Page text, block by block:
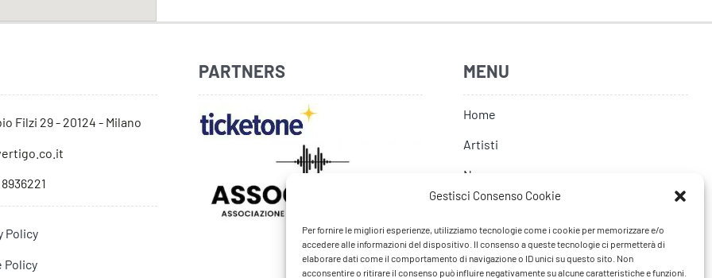
Gestisci Consenso Cookie
Per fornire le migliori esperienze, utilizziamo tecnologie come i cookie per memorizzare e/o
accedere alle informazioni del dispositivo. Il consenso a queste tecnologie ci permetterà di
elaborare dati come il comportamento di navigazione o ID unici su questo sito. Non
acconsentire o ritirare il consenso può influire negativamente su alcune caratteristiche e funzioni.
Filzi 29 - 20124 - Milano
Policy
Policy
PARTNERS MENU
Home
Artisti
News
Tour
FAQ
Contatti